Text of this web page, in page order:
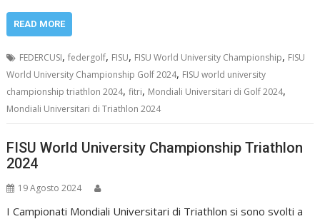
READ MORE
FEDERCUSI,federgolf, FISU, FISU World University Championship, FISU
World University Championship Golf 2024, FISU world university
championship triathlon 2024,fitri, Mondiali Universitari di Golf 2024,
Mondiali Universitari di Triathlon 2024
FISU World University Championship Triathlon
2024
19 Agosto 2024
I Campionati Mondiali Universitari di Triathlon si sono svolti a